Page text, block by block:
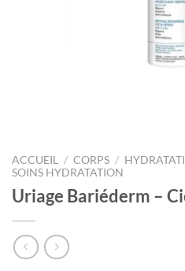
ACCUEIL / CORPS /
SOINS HYDRATATION
Uriage Bariéderm –